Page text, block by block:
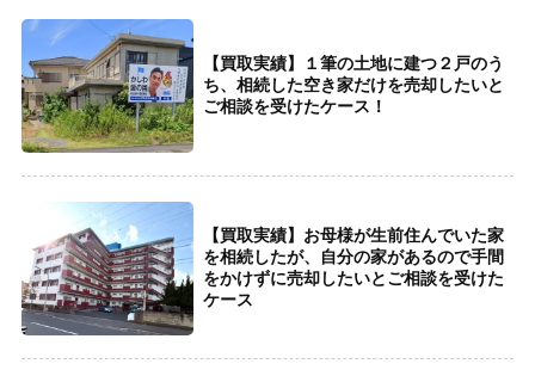
【買取実績】１筆の土地に建つ２戸のう
ち、相続した空き家だけを売却したいと
ご相談を受けたケース！
【買取実績】お母様が生前住んでいた家
を相続したが、自分の家があるので手間
をかけずに売却したいとご相談を受けた
ケース